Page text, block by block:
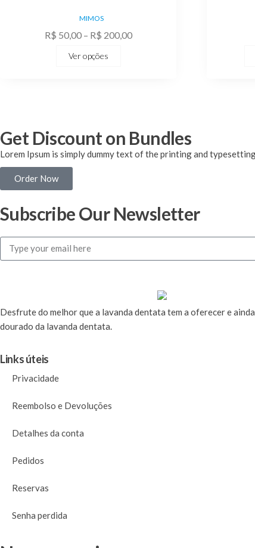
MIMOS
R$ 50,00 – R$ 200,00
Ver opções
Get Discount on Bundles
Lorem Ipsum is simply dummy text of the printing and
Order Now
Subscribe Our Newsletter
Desfrutedo melhor que a lavanda dentata tem a oferecer e
dourado da lavanda dentata.
Links úteis
Privacidade
Reembolso e Devoluções
Detalhes da conta
Pedidos
Reservas
Senha perdida